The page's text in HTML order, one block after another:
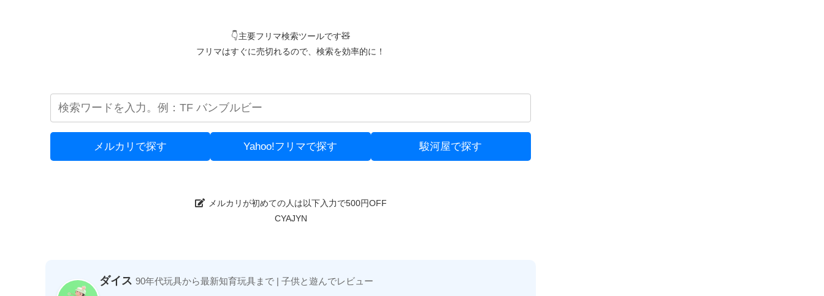
👇主要フリマ検索ツールです🧸
フリマはすぐに売切れるので、検索を効率的に！
メルカリで探す Yahoo!フリマで探す 駿河屋で探す
メルカリが初めての人は以下入力で500円OFF
CYAJYN
ダイス 90年代玩具から最新知育玩具まで | 子供と遊んでレビュー